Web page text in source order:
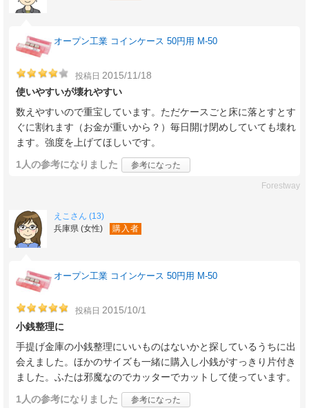
オープン工業 コインケース 50円用 M-50
投稿日 2015/11/18
使いやすいが壊れやすい
数えやすいので重宝しています。ただケースごと床に落とすとす
ぐに割れます（お金が重いから？）毎日開け閉めしていても壊れ
ます。強度を上げてほしいです。
1人の参考になりました 参考になった
Forestway
えこさん (13)
兵庫県 (女性)
購入者
オープン工業 コインケース 50円用 M-50
投稿日 2015/10/1
小銭整理に
手提げ金庫の小銭整理にいいものはないかと探しているうちに出
会えました。ほかのサイズも一緒に購入し小銭がすっきり片付き
ました。ふたは邪魔なのでカッターでカットして使っています。
1人の参考になりました 参考になった